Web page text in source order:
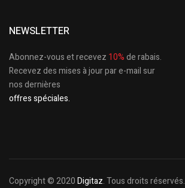
NEWSLETTER
Abonnez-vous et recevez 10%de rabais.
Recevez des mises à jour par e-mail sur
nos dernières
offres spéciales.
Copyright © 2020Digitaz. Tous droits réservés.